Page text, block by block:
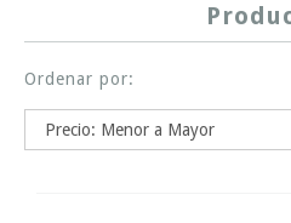
Ordenar por: